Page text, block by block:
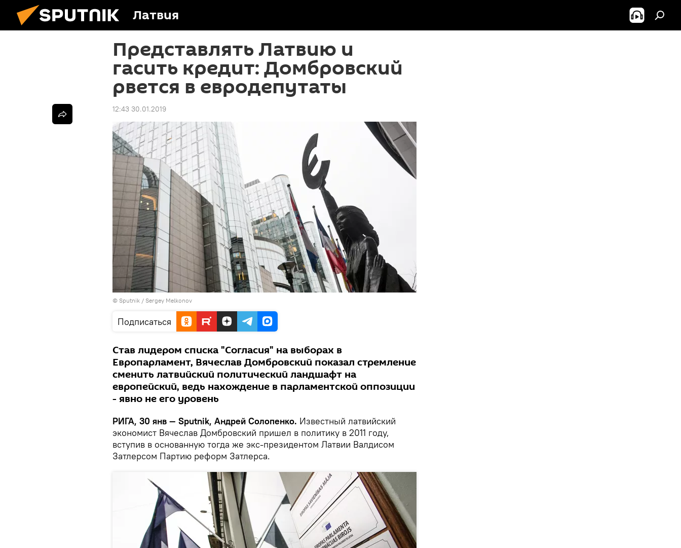
Латвия
Представлять Латвию и
гасить кредит: Домбровский
рвется в евродепутаты
12:43 30.01.2019
© Sputnik / Sergey Melkonov
Подписаться
Став лидером списка "Согласия" на выборах в
Европарламент, Вячеслав Домбровский показал стремление
сменить латвийский политический ландшафт на
европейский, ведь нахождение в парламентской оппозиции
- явно не его уровень
РИГА, 30 янв — Sputnik, Андрей Солопенко. Известный латвийский
экономист Вячеслав Домбровский пришел в политику в 2011 году,
вступив в основанную тогда же экс-президентом Латвии Валдисом
Затлерсом Партию реформ Затлерса.